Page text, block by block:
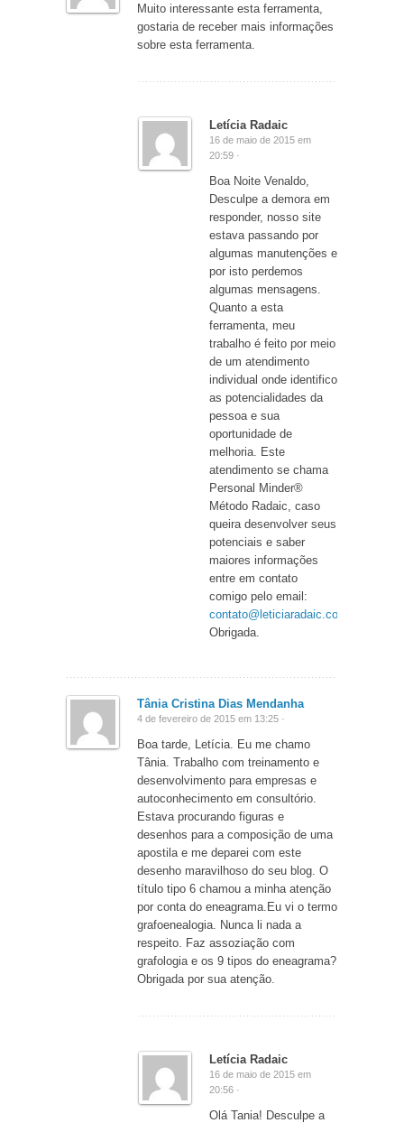
Muito interessante esta ferramenta,
gostaria de receber mais informações
sobre esta ferramenta.
Letícia Radaic
16 de maio de 2015 em
20:59 ·
Boa Noite Venaldo,
Desculpe a demora em
responder, nosso site
estava passando por
algumas manutenções e
por isto perdemos
algumas mensagens.
Quanto a esta
ferramenta, meu
trabalho é feito por meio
de um atendimento
individual onde identifico
as potencialidades da
pessoa e sua
oportunidade de
melhoria. Este
atendimento se chama
Personal Minder®
Método Radaic, caso
queira desenvolver seus
potenciais e saber
maiores informações
entre em contato
comigo pelo email:
contato@leticiaradaic.com.br
Obrigada.
Tânia Cristina Dias Mendanha
4 de fevereiro de 2015 em 13:25 ·
Boa tarde, Letícia. Eu me chamo
Tânia. Trabalho com treinamento e
desenvolvimento para empresas e
autoconhecimento em consultório.
Estava procurando figuras e
desenhos para a composição de uma
apostila e me deparei com este
desenho maravilhoso do seu blog. O
título tipo 6 chamou a minha atenção
por conta do eneagrama.Eu vi o termo
grafoenealogia. Nunca li nada a
respeito. Faz assoziação com
grafologia e os 9 tipos do eneagrama?
Obrigada por sua atenção.
Letícia Radaic
16 de maio de 2015 em
20:56 ·
Olá Tania! Desculpe a